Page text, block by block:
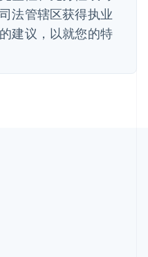
法管辖区获得执业
建议，以就您的特